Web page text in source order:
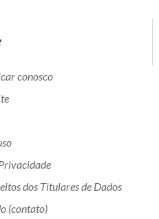
conosco
dos Titulares de Dados
(contato)